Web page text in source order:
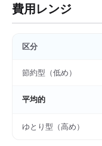
費用レンジ
区分
節約型（低め）
平均的
ゆとり型（高め）